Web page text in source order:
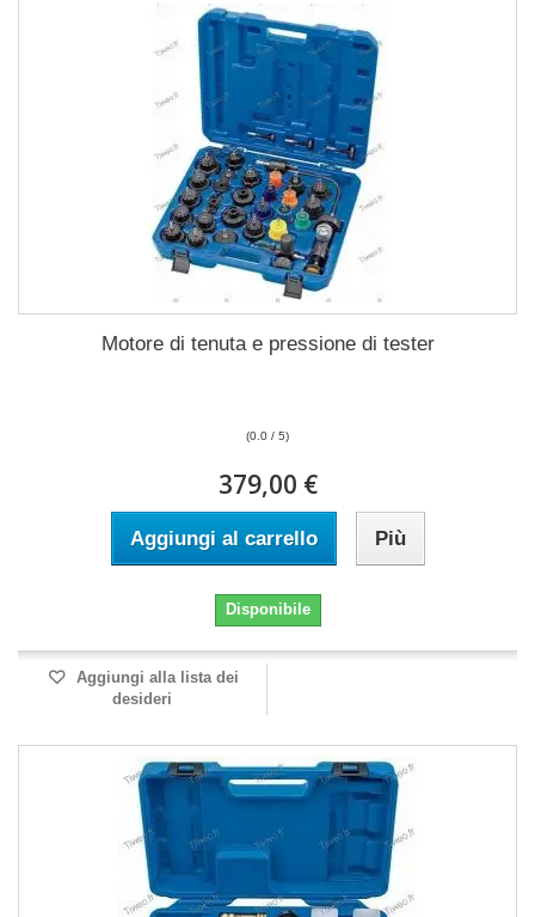
Motore di tenuta e pressione di tester
(0.0 / 5)
379,00 €
Aggiungi al carrello Più
Disponibile
Aggiungi alla lista dei
desideri